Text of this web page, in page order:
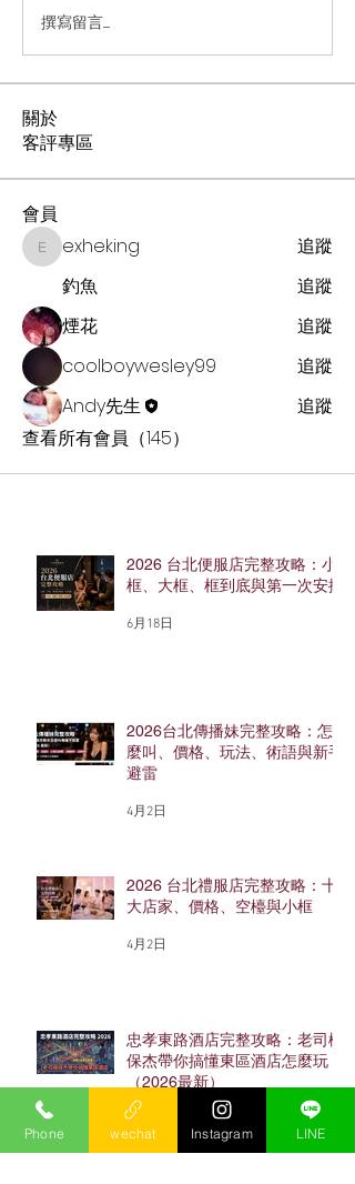
撰寫留言......
關於
客評專區
會員
exheking
exheking
追蹤
釣魚
追蹤
煙花
追蹤
coolboywesley99
追蹤
Andy先生
追蹤
查看所有會員（145）
2026 台北便服店完整攻略：小
框、大框、框到底與第一次安排
6月18日
2026台北傳播妹完整攻略：怎
麼叫、價格、玩法、術語與新手
避雷
4月2日
2026 台北禮服店完整攻略：十
大店家、價格、空檯與小框
4月2日
忠孝東路酒店完整攻略：老司機
保杰帶你搞懂東區酒店怎麼玩
（2026最新）
4月2日
Phone wechat Instagram LINE